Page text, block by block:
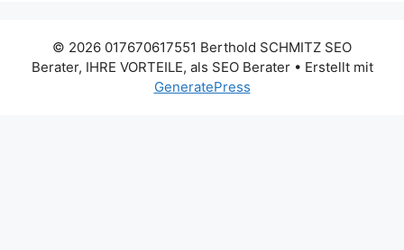
© 2026 017670617551 Berthold SCHMITZ SEO
Berater, IHRE VORTEILE, als SEO Berater• Erstellt mit
GeneratePress